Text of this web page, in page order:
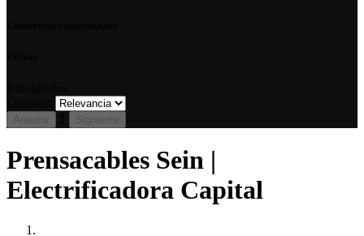
Anterior Siguiente
Prensacables Sein |
Electrificadora Capital